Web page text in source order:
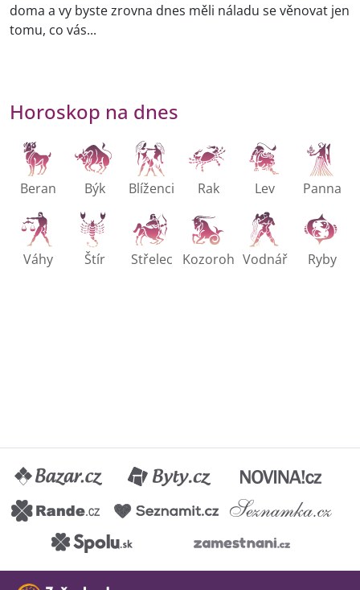
doma a vy byste zrovna dnes měli náladu se věnovat jen
tomu, co vás...
Horoskop na dnes
Beran Býk Blíženci Rak Lev Panna
Váhy Štír Střelec Kozoroh Vodnář Ryby